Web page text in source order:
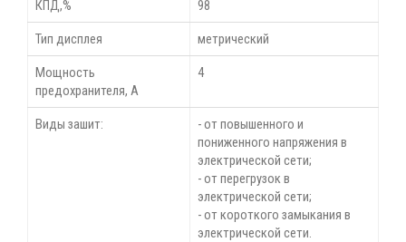
КПД,% 98
Тип дисплея метрический
Мощность
предохранителя, А
4
Виды зашит:
- от повышенного и
пониженного напряжения в
электрической сети;
- от перегрузок в
электрической сети;
- от короткого замыкания в
электрической сети.